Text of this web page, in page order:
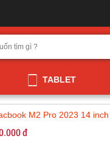
TABLET
M2 Pro 2023 14
đ